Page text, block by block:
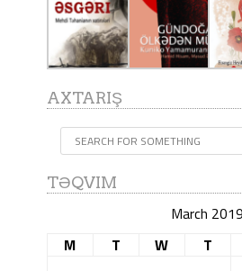
AXTARIŞ
TƏQVIM
March 2019
M
T W T